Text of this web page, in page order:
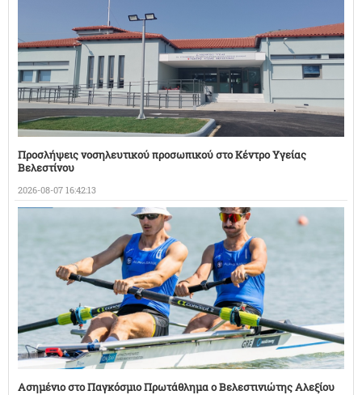
Προσλήψεις νοσηλευτικού προσωπικού στο Κέντρο Υγείας
Βελεστίνου
2026-08-07 16:42:13
Ασημένιο στο Παγκόσμιο Πρωτάθλημα ο Βελεστινιώτης Αλεξίου